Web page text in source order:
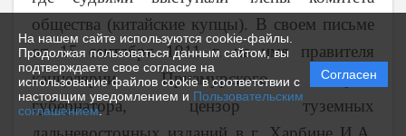
На нашем сайте используются cookie-файлы.
Продолжая пользоваться данным сайтом, вы
подтверждаете свое согласие на
использование файлов cookie в соответствии с
настоящим уведомлением и Пользовательским
соглашением.
Согласен
общества (китайские купцы). В своем письме
от 15 сентября 1911 г. на имя правителя
канцелярии Приамурского генерал-
губернатора, цензор туземных